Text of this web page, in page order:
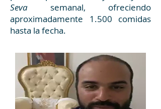
Seva semanal, ofreciendo
aproximadamente 1.500 comidas
hasta la fecha.